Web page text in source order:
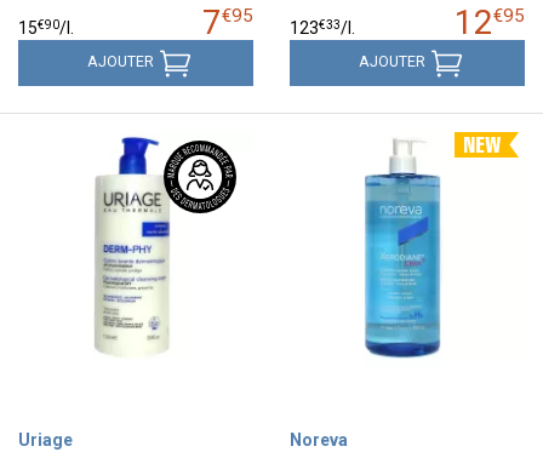
7€95
15€90/l.
AJOUTER
12€95
123€33/l.
AJOUTER
Uriage
Noreva